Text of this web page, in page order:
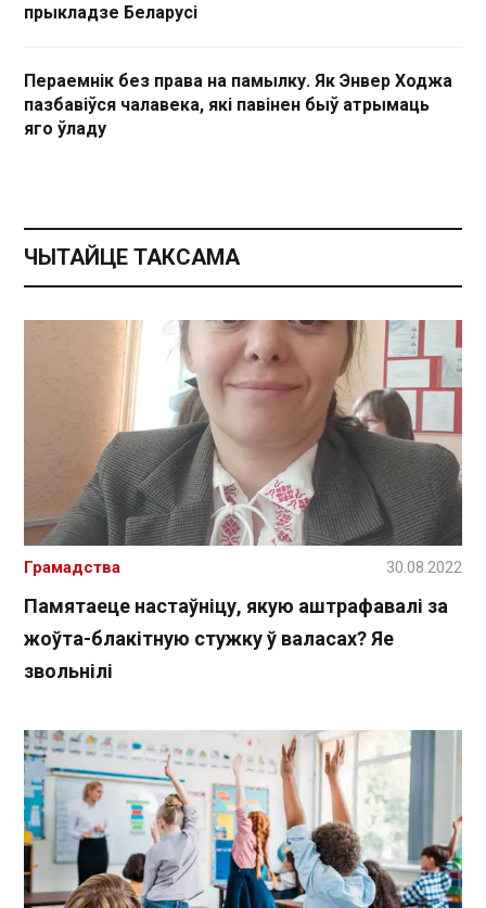
прыкладзе Беларусі
Пераемнік без права на памылку. Як Энвер Ходжа
пазбавіўся чалавека, які павінен быў атрымаць
яго ўладу
ЧЫТАЙЦЕ ТАКСАМА
Памятаеце настаўніцу, якую аштрафавалі за
жоўта-блакітную стужку ў валасах? Яе
звольнілі
Грамадства 30.08.2022